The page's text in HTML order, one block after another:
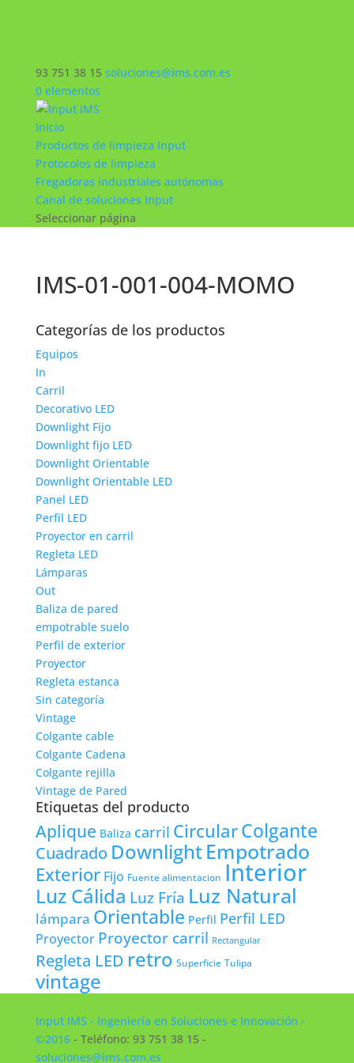
93 751 38 15 soluciones@ims.com.es
0 elementos
Inicio
Productos de limpieza Input
Protocolos de limpieza
Fregadoras industriales autónomas
Canal de soluciones Input
Seleccionar página
IMS-01-001-004-MOMO
Categorías de los productos
Equipos
In
Carril
Decorativo LED
Downlight Fijo
Downlight fijo LED
Downlight Orientable
Downlight Orientable LED
Panel LED
Perfil LED
Proyector en carril
Regleta LED
Lámparas
Out
Baliza de pared
empotrable suelo
Perfil de exterior
Proyector
Regleta estanca
Sin categoría
Vintage
Colgante cable
Colgante Cadena
Colgante rejilla
Vintage de Pared
Etiquetas del producto
Aplique Baliza carril CircularColgante
Cuadrado DownlightEmpotrado
Exterior Fijo Fuente alimentacion Interior
Luz Cálida Luz Fría Luz Natural
lámpara Orientable Perfil Perfil LED
Proyector Proyector carril Rectangular
Regleta LED retro Superficie Tulipa
vintage
Input IMS - Ingeniería en Soluciones e Innovación -
©2016- Teléfono: 93 751 38 15 -
soluciones@ims.com.es